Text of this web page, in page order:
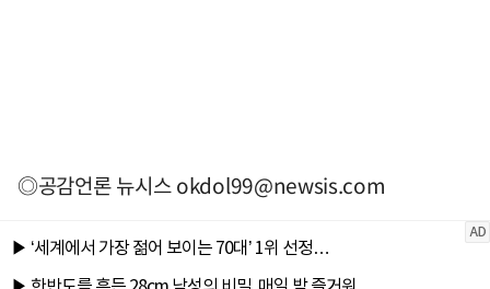
◎공감언론 뉴시스okdol99@newsis.com